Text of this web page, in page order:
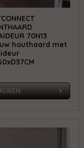
70N13
houthaard met